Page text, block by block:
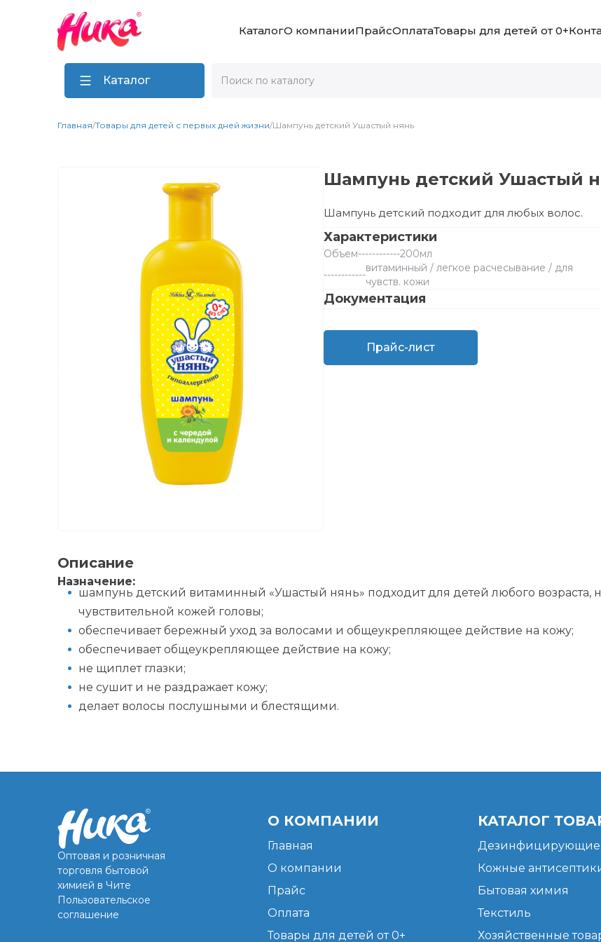
КаталогО компанииПрайсОплатаТовары для детей от 0+
Каталог
Главная/Товары для детей с первых дней жизни/Шампунь детский Ушастый нянь
Шампунь детский Ушастый
Шампунь детский подходит для любых волос.
Характеристики
Объем------------200мл
------------
витаминный / легкое расчесывание / для
чувств. кожи
Документация
Прайс-лист
Описание
Назначение:
шампунь детский витаминный «Ушастый нянь» подходит для детей любого возраста,
чувствительной кожей головы;
обеспечивает бережный уход за волосами и общеукрепляющее действие на кожу;
обеспечивает общеукрепляющее действие на кожу;
не щиплет глазки;
не сушит и не раздражает кожу;
делает волосы послушными и блестящими.
Оптовая и розничная
торговля бытовой
химией в Чите
Пользовательское
соглашение
О КОМПАНИИ
Главная
О компании
Прайс
Оплата
Товары для детей от 0+
КАТАЛОГ
Дезинфицирующие
Кожные
Бытовая химия
Текстиль
Хозяйственные